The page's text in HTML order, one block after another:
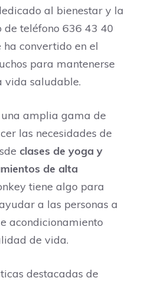
al bienestar y la
de teléfono 636 43 40
ha convertido en el
para mantenerse
vida saludable.
amplia gama de
las necesidades de
clases de yoga y
de alta
tiene algo para
a las personas a
acondicionamiento
de vida.
destacadas de